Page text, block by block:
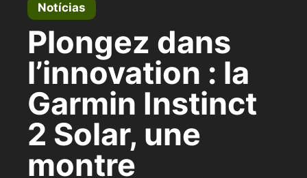
Notícias
Plongez dans
l’innovation : la
Garmin Instinct
2 Solar, une
montre